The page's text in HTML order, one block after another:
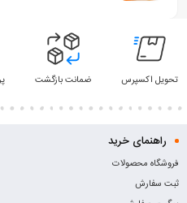
تحویل اکسپرس ضمانت بازگشت
راهنمای خرید
فروشگاه محصولات
ثبت سفارش